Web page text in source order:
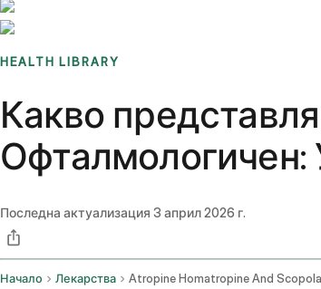
HEALTH LIBRARY
Какво
Офталмологичен:
Последна актуализация 3 април 2026 г.
Начало Лекарства